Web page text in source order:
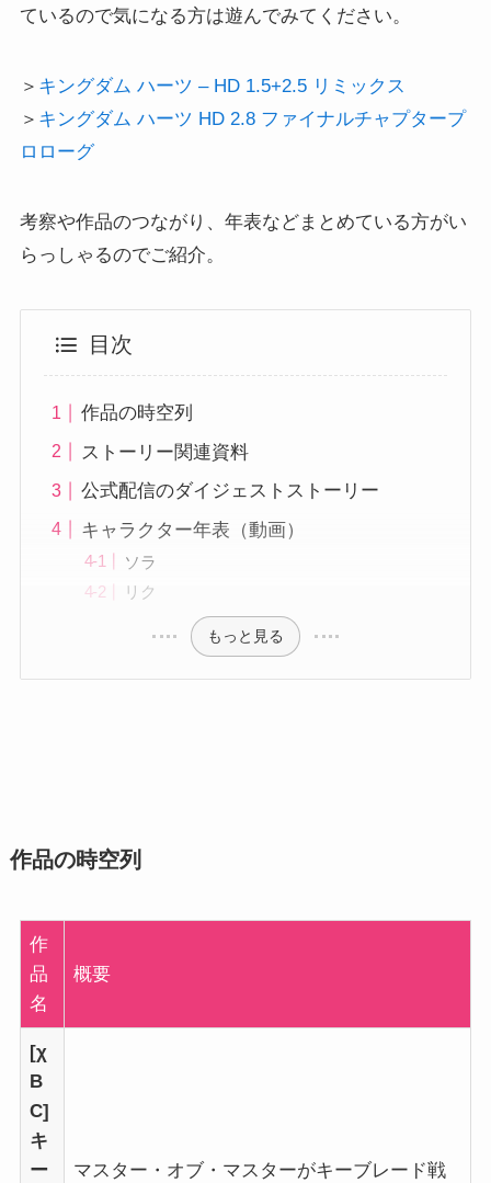
ているので気になる方は遊んでみてください。
＞ キングダム ハーツ – HD 1.5+2.5 リミックス
＞ キングダム ハーツ HD 2.8 ファイナルチャプタープ
ロローグ
考察や作品のつながり、年表などまとめている方がい
らっしゃるのでご紹介。
目次
作品の時空列
ストーリー関連資料
公式配信のダイジェストストーリー
キャラクター年表（動画）
ソラ
リク
もっと見る
作品の時空列
作
品
名
概要
[χ
B
C]
キ
ー
マスター・オブ・マスターがキーブレード戦